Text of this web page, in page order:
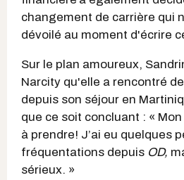
changement de carrière qui
dévoilé au moment d'écrire
Sur le plan amoureux,
Narcity qu'elle a rencontré
depuis son séjour en
que ce soit concluant : «
à prendre! J’ai eu quelques
fréquentations depuis OD,
sérieux. »